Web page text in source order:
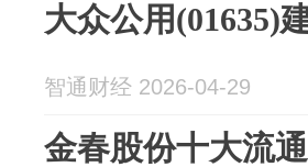
大众公用(01635)
智通财经 2026-04-29
金春股份十大流